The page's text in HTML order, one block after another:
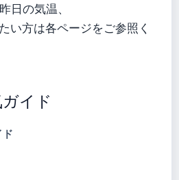
日の気温、
い方は各ページをご参照く
イド